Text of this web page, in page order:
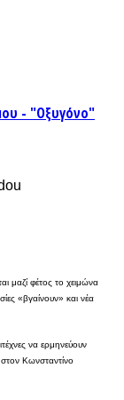
- "Οξυγόνο"
μαζί φέτος το χειμώνα
«βγαίνουν» και νέα
να ερμηνεύουν
Κωνσταντίνο